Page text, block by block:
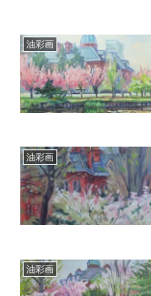
油彩画
油彩画
油彩画